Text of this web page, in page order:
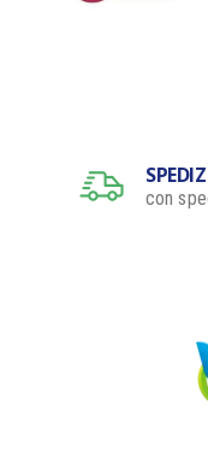
con